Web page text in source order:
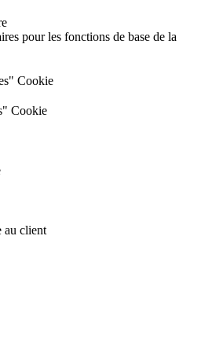
pour les fonctions de base de la
Cookie
Cookie
au client